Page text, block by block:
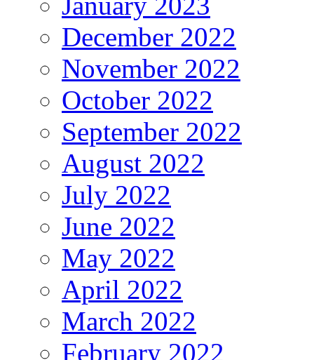
December 2022
November 2022
October 2022
September 2022
August 2022
July 2022
June 2022
May 2022
April 2022
March 2022
February 2022